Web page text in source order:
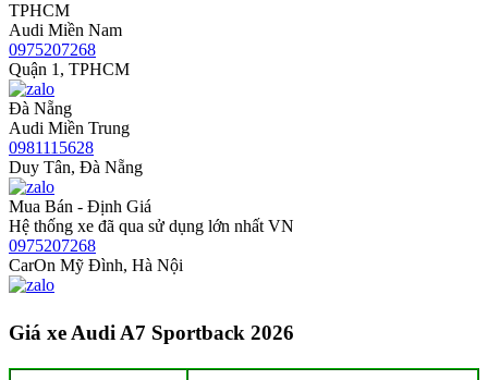
TPHCM
Audi Miền Nam
0975207268
Quận 1, TPHCM
Đà Nẵng
Audi Miền Trung
0981115628
Duy Tân, Đà Nẵng
Mua Bán - Định Giá
Hệ thống xe đã qua sử dụng lớn nhất VN
0975207268
CarOn Mỹ Đình, Hà Nội
Giá xe Audi A7 Sportback 2026